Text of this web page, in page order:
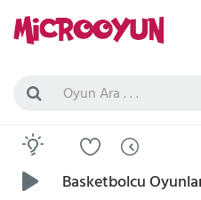
Basketbolcu